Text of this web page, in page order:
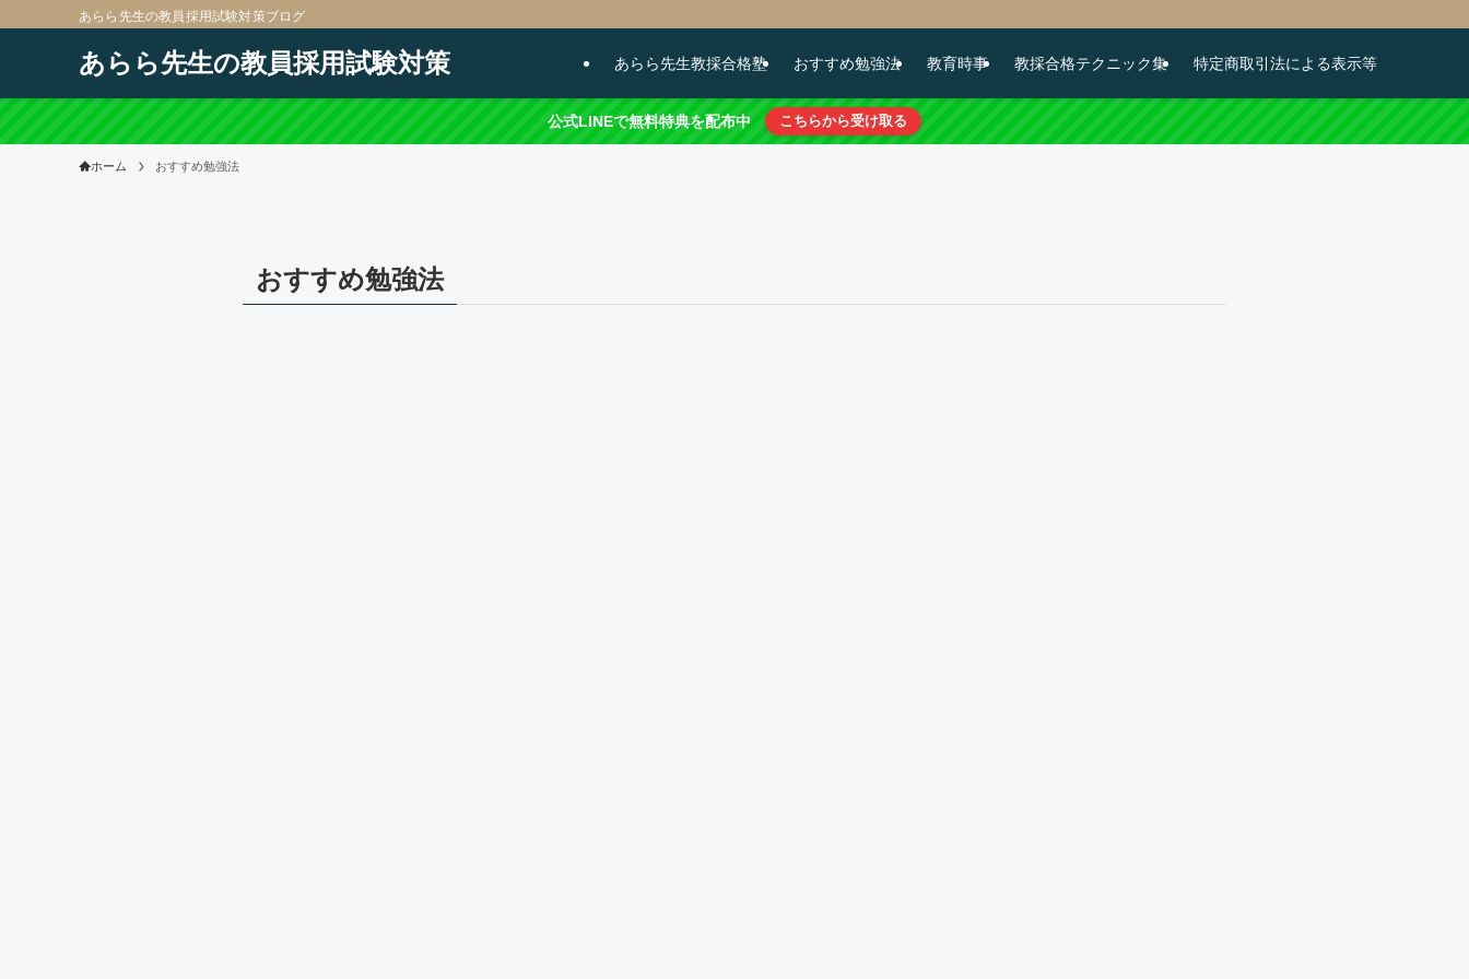
あらら先生の教員採用試験対策ブログ
あらら先生の教員採用試験対策 あらら先生教採合格塾 おすすめ勉強法 教育時事 教採合格テクニック集 特定商取引法による表示等
公式LINEで無料特典を配布中 こちらから受け取る
ホーム おすすめ勉強法
おすすめ勉強法